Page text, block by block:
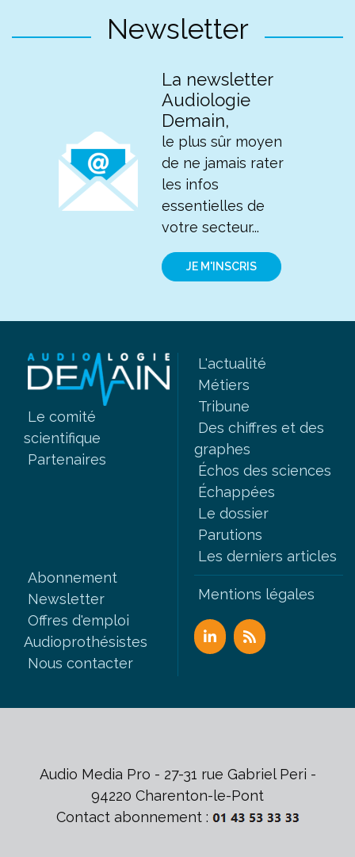
Newsletter
La newsletter
Audiologie
Demain,
le plus sûr moyen
de ne jamais rater
les infos
essentielles de
votre secteur...
JE M'INSCRIS
Le comité
scientifique
Partenaires
L'actualité
Métiers
Tribune
Des chiffres et des
graphes
Échos des sciences
Échappées
Le dossier
Parutions
Les derniers articles
Abonnement
Newsletter
Offres d'emploi
Audioprothésistes
Nous contacter
Mentions légales
Audio Media Pro - 27-31 rue Gabriel Peri -
94220 Charenton-le-Pont
Contact abonnement :